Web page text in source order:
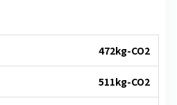
472kg-CO2
511kg-CO2